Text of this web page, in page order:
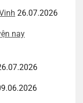
26.07.2026
nay